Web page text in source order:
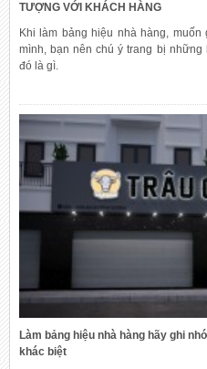
TƯỢNG VỚI KHÁCH HÀNG
Khi làm bảng hiệu nhà hàng,
mình, bạn nên chú ý trang bị
đó là gì.
Làm bảng hiệu nhà hàng hãy ghi
khác biệt